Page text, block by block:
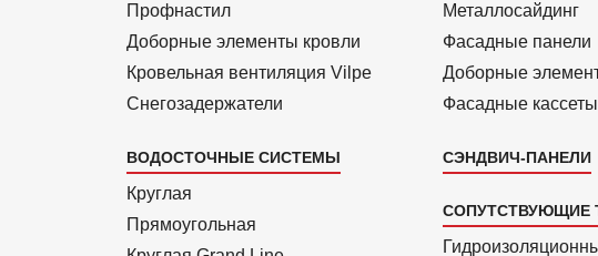
Профнастил
Доборные элементы кровли
Кровельная вентиляция Vilpe
Снегозадержатели
ВОДОСТОЧНЫЕ СИСТЕМЫ
Круглая
Прямоуголь­ная
Металло­сайдинг
Фасадные панели
Доборные
Фасадные кассеты
СЭНДВИЧ-ПАНЕЛИ
СОПУТСТВУЮЩИЕ